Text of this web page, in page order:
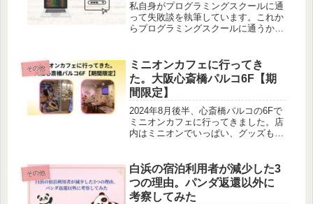
私自身がプログラミングスクールに通
って失敗談を執筆しています。これか
らプログラミングスクールに通うか迷
いように参考になります。
その他
ミニオンカフェに行ってき
た。大阪心斎橋パルコ6F【期
間限定】
2024年8月後半、心斎橋パルコの6Fで
ミニオンカフェに行ってきました。店
内はミニオンでいっぱい、グッズも販
その他
白浜の宿泊利用者が減少した3
つの理由。パンダ返還以外に
考察してみた